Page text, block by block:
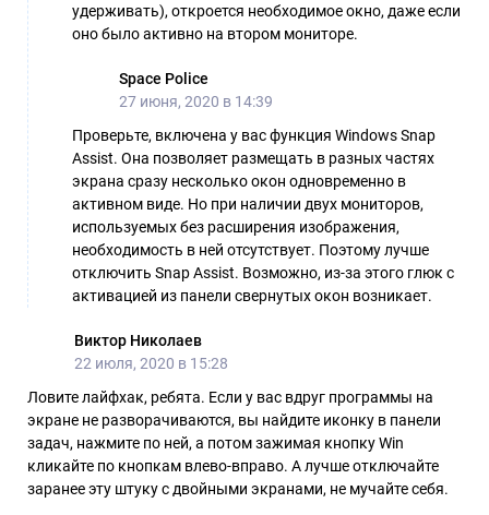
удерживать), откроется необходимое окно, даже если
оно было активно на втором мониторе.
Space Police
27 июня, 2020 в 14:39
Проверьте, включена у вас функция Windows Snap
Assist. Она позволяет размещать в разных частях
экрана сразу несколько окон одновременно в
активном виде. Но при наличии двух мониторов,
используемых без расширения изображения,
необходимость в ней отсутствует. Поэтому лучше
отключить Snap Assist. Возможно, из-за этого глюк с
активацией из панели свернутых окон возникает.
Виктор Николаев
22 июля, 2020 в 15:28
Ловите лайфхак, ребята. Если у вас вдруг программы на
экране не разворачиваются, вы найдите иконку в панели
задач, нажмите по ней, а потом зажимая кнопку Win
кликайте по кнопкам влево-вправо. А лучше отключайте
заранее эту штуку с двойными экранами, не мучайте себя.